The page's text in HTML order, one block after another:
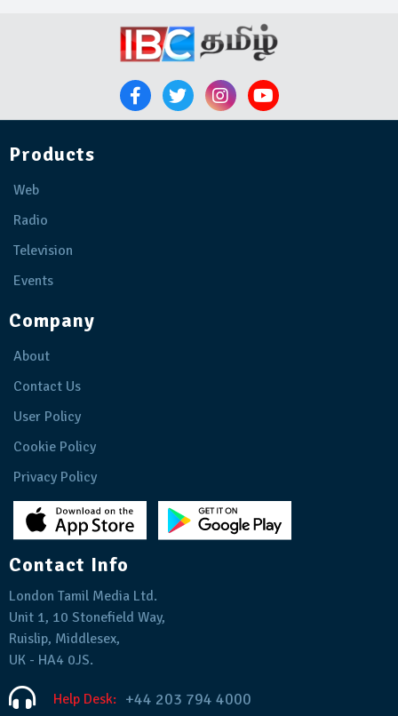
Products
Web
Radio
Television
Events
Company
About
Contact Us
User Policy
Cookie Policy
Privacy Policy
Contact Info
London Tamil Media Ltd.
Unit 1, 10 Stonefield Way,
Ruislip, Middlesex,
UK - HA4 0JS.
Help Desk: +44 203 794 4000